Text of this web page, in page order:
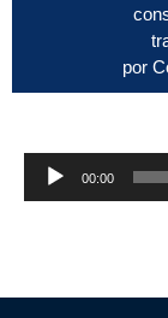
por
Reproductor
audio
00:00